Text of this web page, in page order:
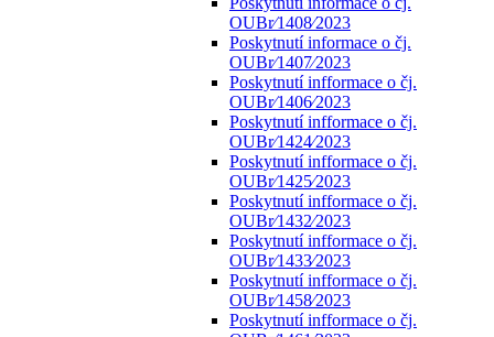
OUBr⁄1408⁄2023
Poskytnutí informace o čj.
OUBr⁄1407⁄2023
Poskytnutí infformace o čj.
OUBr⁄1406⁄2023
Poskytnutí infformace o čj.
OUBr⁄1424⁄2023
Poskytnutí infformace o čj.
OUBr⁄1425⁄2023
Poskytnutí infformace o čj.
OUBr⁄1432⁄2023
Poskytnutí infformace o čj.
OUBr⁄1433⁄2023
Poskytnutí infformace o čj.
OUBr⁄1458⁄2023
Poskytnutí infformace o čj.